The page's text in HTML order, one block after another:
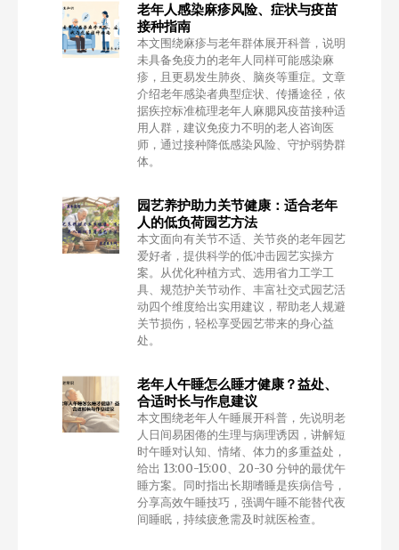
老年人感染麻疹风险、症状与疫苗
接种指南
本文围绕麻疹与老年群体展开科普，说明
未具备免疫力的老年人同样可能感染麻
疹，且更易发生肺炎、脑炎等重症。文章
介绍老年感染者典型症状、传播途径，依
据疾控标准梳理老年人麻腮风疫苗接种适
用人群，建议免疫力不明的老人咨询医
师，通过接种降低感染风险、守护弱势群
体。
园艺养护助力关节健康：适合老年
人的低负荷园艺方法
本文面向有关节不适、关节炎的老年园艺
爱好者，提供科学的低冲击园艺实操方
案。从优化种植方式、选用省力工学工
具、规范护关节动作、丰富社交式园艺活
动四个维度给出实用建议，帮助老人规避
关节损伤，轻松享受园艺带来的身心益
处。
老年人午睡怎么睡才健康？益处、
合适时长与作息建议
本文围绕老年人午睡展开科普，先说明老
人日间易困倦的生理与病理诱因，讲解短
时午睡对认知、情绪、体力的多重益处，
给出 13:00-15:00、20-30 分钟的最优午
睡方案。同时指出长期嗜睡是疾病信号，
分享高效午睡技巧，强调午睡不能替代夜
间睡眠，持续疲惫需及时就医检查。